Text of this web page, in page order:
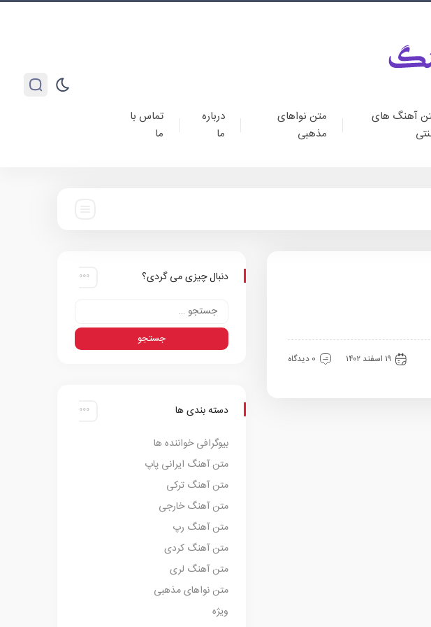
آهنگ های
متن نواهای
مذهبی
درباره
ما
تماس با
ما
۱۹ اسفند ۱۴۰۲ 0 دیدگاه
دنبال چیزی می گردی؟
دسته بندی ها
بیوگرافی خواننده ها
متن آهنگ ایرانی پاپ
متن آهنگ ترکی
متن آهنگ خارجی
متن آهنگ رپ
متن آهنگ کردی
متن آهنگ لری
متن نواهای مذهبی
ویژه